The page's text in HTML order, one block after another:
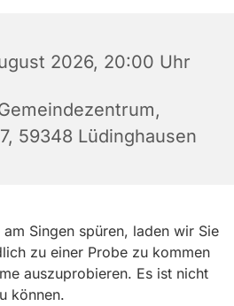
2026, 20:00 Uhr
59348 Lüdinghausen
Singen spüren, laden wir Sie
zu einer Probe zu kommen
auszuprobieren. Es ist nicht
können.